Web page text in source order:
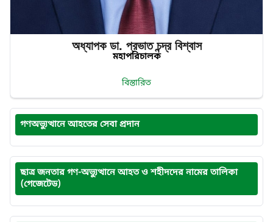
অধ্যাপক ডা. প্রভাত‌ চন্দ্র‌ বিশ্বাস
মহাপরিচালক
বিস্তারিত
গণঅভ্যুত্থানে আহতের সেবা প্রদান
ছাত্র জনতার গণ-অভ্যুত্থানে আহত ও শহীদদের নামের তালিকা
(গেজেটেড)